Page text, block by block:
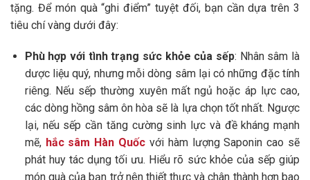
tặng. Để món quà “ghi điểm” tuyệt đối, bạn cần dựa trên 3
tiêu chí vàng dưới đây:
Phù hợp với tình trạng sức khỏe của sếp: Nhân sâm là
dược liệu quý, nhưng mỗi dòng sâm lại có những đặc tính
riêng. Nếu sếp thường xuyên mất ngủ hoặc áp lực cao,
các dòng hồng sâm ôn hòa sẽ là lựa chọn tốt nhất. Ngược
lại, nếu sếp cần tăng cường sinh lực và đề kháng mạnh
mẽ, hắc sâm Hàn Quốc với hàm lượng Saponin cao sẽ
phát huy tác dụng tối ưu. Hiểu rõ sức khỏe của sếp giúp
món quà của bạn trở nên thiết thực và chân thành hơn bao